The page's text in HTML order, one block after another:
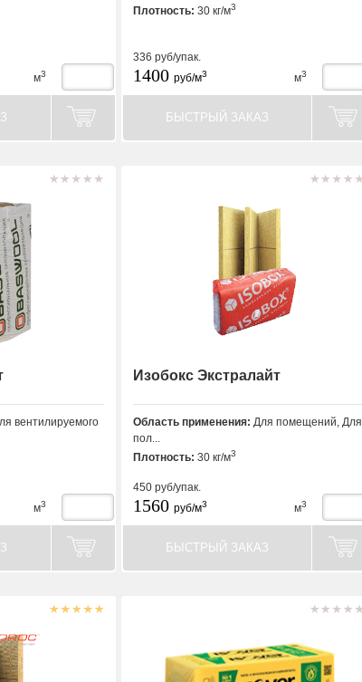
м3
Плотность: 30 кг/м3
336 руб/упак.
1400 руб/м3 м3
БЫСТРЫЙ ЗАКАЗ
вентилируемого
м3
Изобокс Экстралайт
Область применения: Для помещений, Для
пол...
Плотность: 30 кг/м3
450 руб/упак.
1560 руб/м3 м3
БЫСТРЫЙ ЗАКАЗ